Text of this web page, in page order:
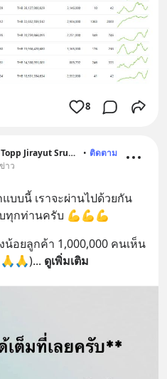
8
ท๊อป จิรายุส ทรัพย์ศรีโสภา - Topp Jirayut Srupsris • ติดตาม
าว
บนี้ เราจะผ่านไปด้วยกัน
ทุกท่านครับ 💪💪💪
อยลูกค้า 1,000,000 คนเห็น
... ดูเพิ่มเติม